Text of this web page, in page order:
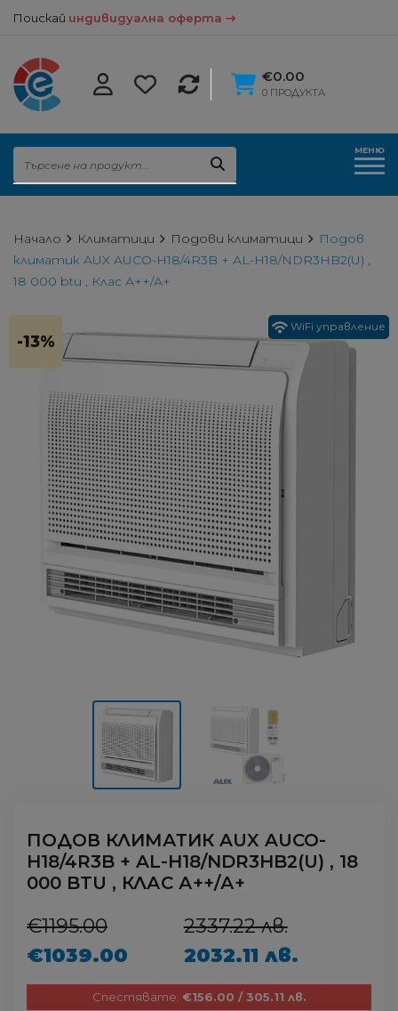
Поискай индивидуална оферта
€0.00
0 ПРОДУКТА
МЕНЮ
Начало Климатици Подови климатици
Подов
климатик AUX AUCO-H18/4R3B + AL-H18/NDR3HB2(U) ,
18 000 btu , Клас А++/А+
-13%
WiFi управление
ПОДОВ КЛИМАТИК AUX AUCO-
H18/4R3B + AL-H18/NDR3HB2(U) , 18
000 BTU , КЛАС А++/А+
€1195.00
€1039.00
2337.22 лв.
2032.11 лв.
Спестявате: €156.00 / 305.11 лв.